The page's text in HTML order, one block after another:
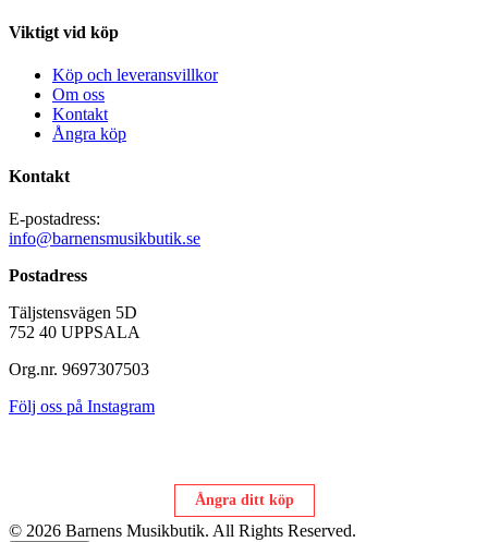
Viktigt vid köp
Köp och leveransvillkor
Om oss
Kontakt
Ångra köp
Kontakt
E-postadress:
info@barnensmusikbutik.se
Postadress
Täljstensvägen 5D
752 40 UPPSALA
Org.nr. 9697307503
Följ oss på Instagram
Ångra ditt köp
© 2026 Barnens Musikbutik. All Rights Reserved.